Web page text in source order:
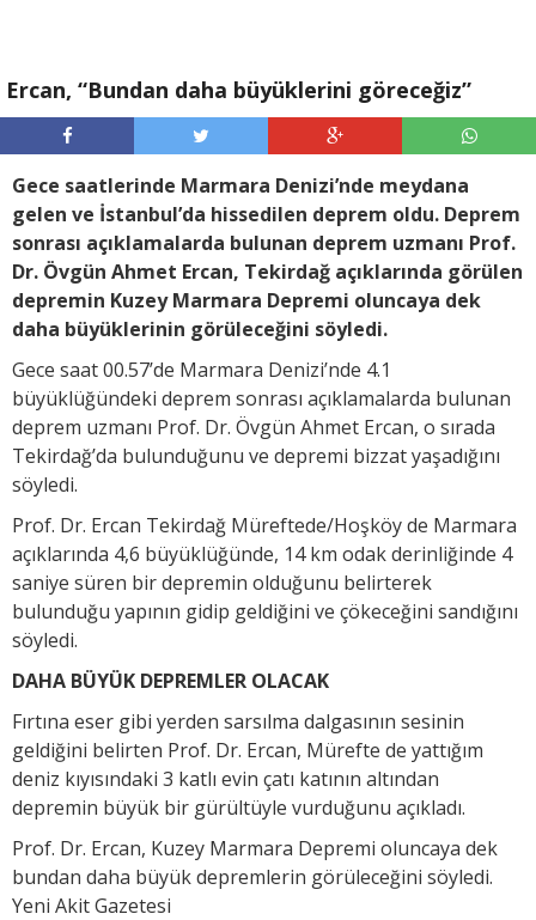
Ercan, “Bundan daha büyüklerini göreceğiz”
Gece saatlerinde Marmara Denizi’nde meydana
gelen ve İstanbul’da hissedilen deprem oldu. Deprem
sonrası açıklamalarda bulunan deprem uzmanı Prof.
Dr. Övgün Ahmet Ercan, Tekirdağ açıklarında görülen
depremin Kuzey Marmara Depremi oluncaya dek
daha büyüklerinin görüleceğini söyledi.
Gece saat 00.57’de Marmara Denizi’nde 4.1
büyüklüğündeki deprem sonrası açıklamalarda bulunan
deprem uzmanı Prof. Dr. Övgün Ahmet Ercan, o sırada
Tekirdağ’da bulunduğunu ve depremi bizzat yaşadığını
söyledi.
Prof. Dr. Ercan Tekirdağ Müreftede/Hoşköy de Marmara
açıklarında 4,6 büyüklüğünde, 14 km odak derinliğinde 4
saniye süren bir depremin olduğunu belirterek
bulunduğu yapının gidip geldiğini ve çökeceğini sandığını
söyledi.
DAHA BÜYÜK DEPREMLER OLACAK
Fırtına eser gibi yerden sarsılma dalgasının sesinin
geldiğini belirten Prof. Dr. Ercan, Mürefte de yattığım
deniz kıyısındaki 3 katlı evin çatı katının altından
depremin büyük bir gürültüyle vurduğunu açıkladı.
Prof. Dr. Ercan, Kuzey Marmara Depremi oluncaya dek
bundan daha büyük depremlerin görüleceğini söyledi.
Yeni Akit Gazetesi